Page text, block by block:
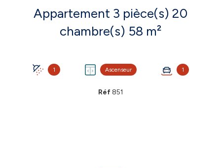
Appartement 3 pièce(s) 20
chambre(s) 58 m²
1 Ascenseur 1
Réf851